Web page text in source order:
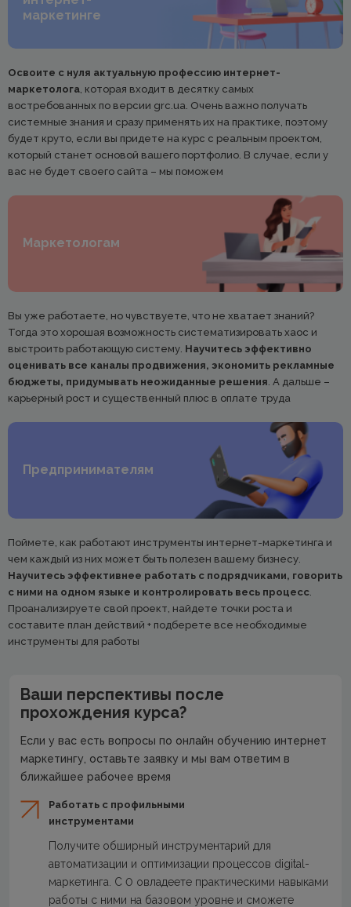
маркетинге
Освоите с нуля актуальную профессию интернет-
маркетолога , которая входит в десятку самых
востребованных по версии grc.ua. Очень важно получать
системные знания и сразу применять их на практике, поэтому
будет круто, если вы придете на курс с реальным проектом,
который станет основой вашего портфолио. В случае, если у
вас не будет своего сайта – мы поможем
Маркетологам
Вы уже работаете, но чувствуете, что не хватает знаний?
Тогда это хорошая возможность систематизировать хаос и
выстроить работающую систему. Научитесь эффективно
оценивать все каналы продвижения, экономить рекламные
бюджеты, придумывать неожиданные решения . А дальше –
карьерный рост и существенный плюс в оплате труда
Предпринимателям
Поймете, как работают инструменты интернет-маркетинга и
чем каждый из них может быть полезен вашему бизнесу.
Научитесь эффективнее работать с подрядчиками, говорить
с ними на одном языке и контролировать весь процесс
Проанализируете свой проект, найдете точки роста и
составите план действий + подберете все необходимые
инструменты для работы
Ваши перспективы после
прохождения курса?
Если у вас есть вопросы по онлайн обучению интернет
маркетингу, оставьте заявку и мы вам ответим в
ближайшее рабочее время
Работать с профильными
инструментами
Получите обширный инструментарий для
автоматизации и оптимизации процессов digital-
маркетинга. С 0 овладеете практическими навыками
работы с ними на базовом уровне и сможете